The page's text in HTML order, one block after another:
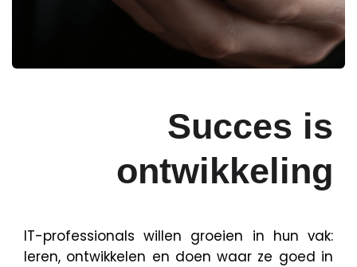
Succes is
ontwikkeling
IT-professionals willen groeien in hun vak:
leren, ontwikkelen en doen waar ze goed in